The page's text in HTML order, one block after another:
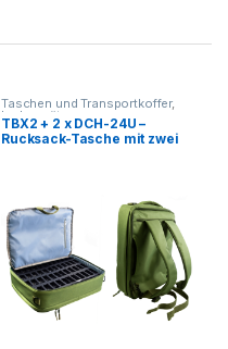
Taschen und Transportkoffer,
Ladegeräte
TBX2 + 2 x DCH-24U –
Rucksack-Tasche mit zwei